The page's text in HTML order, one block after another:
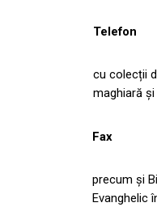
Telefon
cu colecții
maghiară
Fax
precum și
Evanghelic